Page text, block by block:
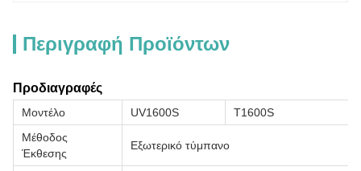
Περιγραφή Προϊόντων
Προδιαγραφές
Μοντέλο UV1600S
T1600S
Μέθοδος
Έκθεσης
Εξωτερικό τύμπανο